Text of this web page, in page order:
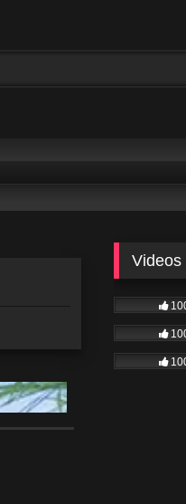
Videos